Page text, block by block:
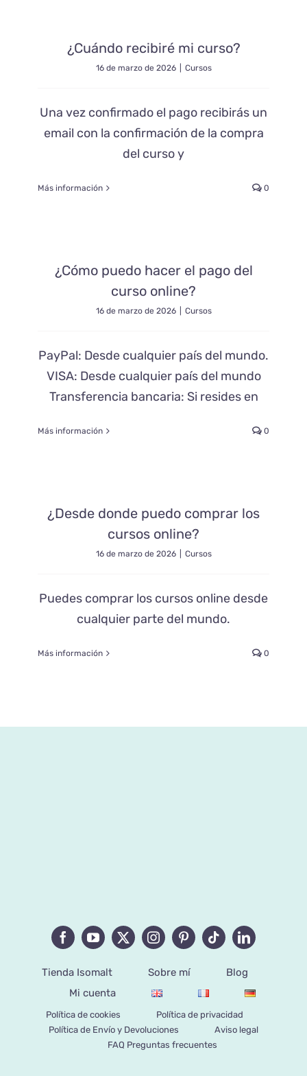
¿Cuándo recibiré mi curso?
16 de marzo de 2026 Cursos
Una vez confirmado el pago recibirás un
email con la confirmación de la compra
del curso y
Más información 0
¿Cómo puedo hacer el pago del
curso online?
16 de marzo de 2026 Cursos
PayPal: Desde cualquier país del mundo.
VISA: Desde cualquier país del mundo
Transferencia bancaria: Si resides en
Más información 0
¿Desde donde puedo comprar los
cursos online?
16 de marzo de 2026 Cursos
Puedes comprar los cursos online desde
cualquier parte del mundo.
Más información 0
Tienda Isomalt Sobre mí
Blog
Mi cuenta
Política de cookies
Política de privacidad
Política de Envío y Devoluciones
Aviso legal
FAQ Preguntas frecuentes